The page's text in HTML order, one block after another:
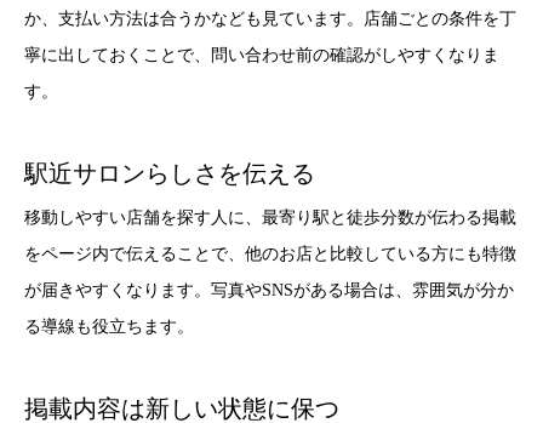
か、支払い方法は合うかなども見ています。店舗ごとの条件を丁
寧に出しておくことで、問い合わせ前の確認がしやすくなりま
す。
駅近サロンらしさを伝える
移動しやすい店舗を探す人に、最寄り駅と徒歩分数が伝わる掲載
をページ内で伝えることで、他のお店と比較している方にも特徴
が届きやすくなります。写真やSNSがある場合は、雰囲気が分か
る導線も役立ちます。
掲載内容は新しい状態に保つ